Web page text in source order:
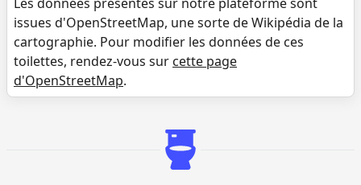
issues d'OpenStreetMap, une sorte de Wikipédia de la
cartographie. Pour modifier les données de ces
toilettes, rendez-vous sur cette page
d'OpenStreetMap.